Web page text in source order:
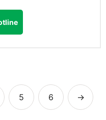
5 6 →